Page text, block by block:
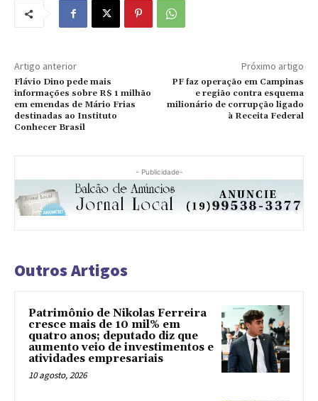
Artigo anterior
Flávio Dino pede mais
informações sobre R$ 1 milhão
em emendas de Mário Frias
destinadas ao Instituto
Conhecer Brasil
Próximo artigo
PF faz operação em Campinas
e região contra esquema
milionário de corrupção ligado
à Receita Federal
- Publicidade-
Outros Artigos
Patrimônio de Nikolas Ferreira
cresce mais de 10 mil% em
quatro anos; deputado diz que
aumento veio de investimentos e
atividades empresariais
10 agosto, 2026